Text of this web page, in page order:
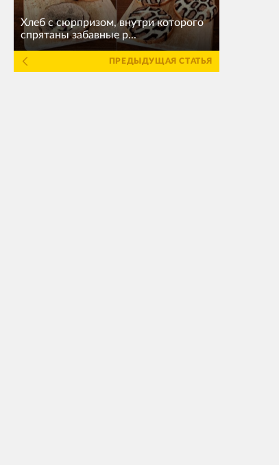
Хлеб с сюрпризом, внутри которого
спрятаны забавные р...
ПРЕДЫДУЩАЯ СТАТЬЯ